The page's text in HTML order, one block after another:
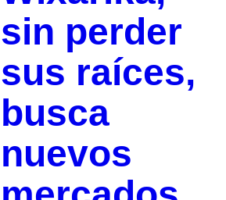
sin perder
sus raíces,
busca
nuevos